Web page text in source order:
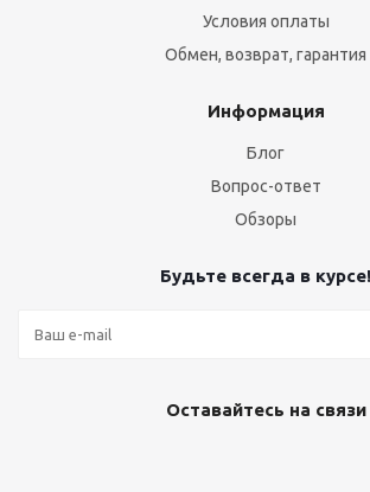
Условия оплаты
Обмен, возврат, гарантия
Информация
Блог
Вопрос-ответ
Обзоры
Будьте всегда в курсе!
Оставайтесь на связи